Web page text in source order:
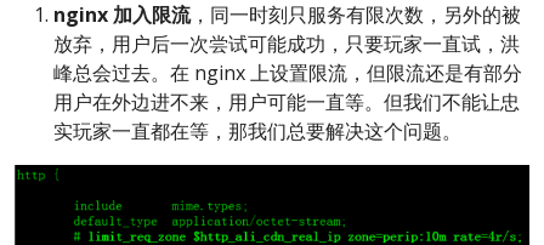
nginx 加入限流，同一时刻只服务有限次数，另外的被
放弃，用户后一次尝试可能成功，只要玩家一直试，洪
峰总会过去。在 nginx 上设置限流，但限流还是有部分
用户在外边进不来，用户可能一直等。但我们不能让忠
实玩家一直都在等，那我们总要解决这个问题。